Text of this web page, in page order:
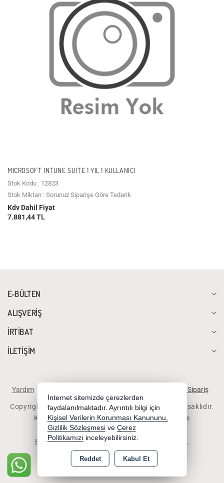
MICROSOFT INTUNE SUITE 1 YIL 1 KULLANICI
Stok Kodu : 12823
Stok Miktarı : Sorunuz Siparişe Göre Tedarik
Kdv Dahil Fiyat
7.881,44 TL
E-BÜLTEN
ALIŞVERİŞ
İRTİBAT
İLETİŞİM
Yardım Telefonla Sipariş
Copyright 2026 diyalogbilgisayar.com - Tüm hakları saklıdır.
Kredi kartı bilgileriniz 256bit SSL sertifikası ile
korunmaktadır.
Bu site AKINSOFT E-Ticaret ile hazırlanmıştır.
İnternet sitemizde çerezlerden
faydalanılmaktadır. Ayrıntılı bilgi için
Kişisel Verilerin Korunması Kanununu,
Gizlilik Sözleşmesi ve Çerez
Politikamızı inceleyebilirsiniz.
Reddet Kabul Et